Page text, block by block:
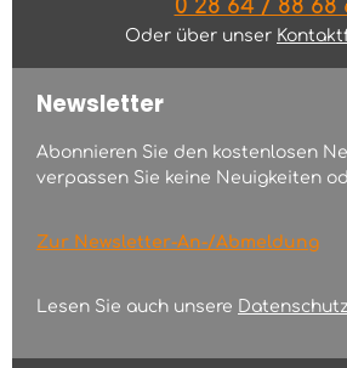
0 28 64 / 88 68
Oder über unser
Newsletter
Abonnieren Sie den kostenlosen
verpassen Sie keine Neuigkeiten
Zur Newsletter-An-/Abmeldung
Lesen Sie auch unsere